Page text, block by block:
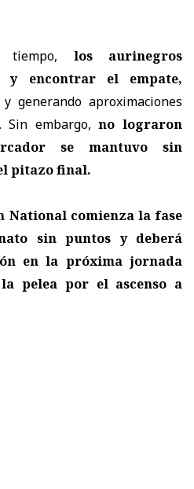
tiempo, los aurinegros
y encontrar el empate,
generando aproximaciones
Sin embargo,no lograron
se mantuvo sin
pitazo final.
National comienza la fase
sin puntos y deberá
en la próxima jornada
pelea por el ascenso a